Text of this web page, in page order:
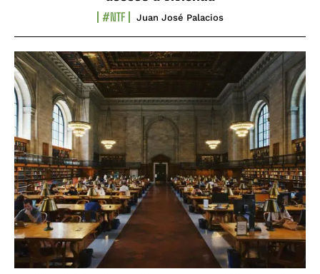
#NTF Juan José Palacios